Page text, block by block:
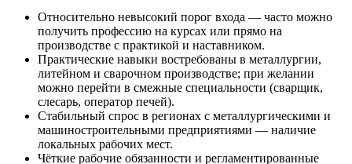
Относительно невысокий порог входа — часто можно
получить профессию на курсах или прямо на
производстве с практикой и наставником.
Практические навыки востребованы в металлургии,
литейном и сварочном производстве; при желании
можно перейти в смежные специальности (сварщик,
слесарь, оператор печей).
Стабильный спрос в регионах с металлургическими и
машиностроительными предприятиями — наличие
локальных рабочих мест.
Чёткие рабочие обязанности и регламентированные